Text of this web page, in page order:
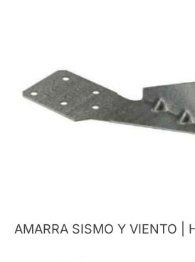
AMARRA SISMO Y VIENTO |